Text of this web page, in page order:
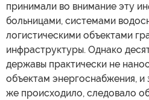
принимали во внимание эту
больницами, системами
логистическими объектами
инфраструктуры. Однако
державы практически не
объектам энергоснабжения, и
же происходило, следовало